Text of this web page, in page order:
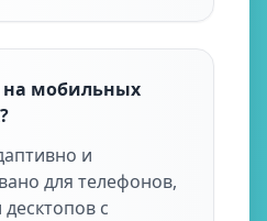
на мобильных
и
для телефонов,
с